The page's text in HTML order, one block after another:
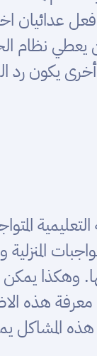
عدائيان
يعطي نظام
أخرى يكون رد
وهكذا
هذه
المشاكل